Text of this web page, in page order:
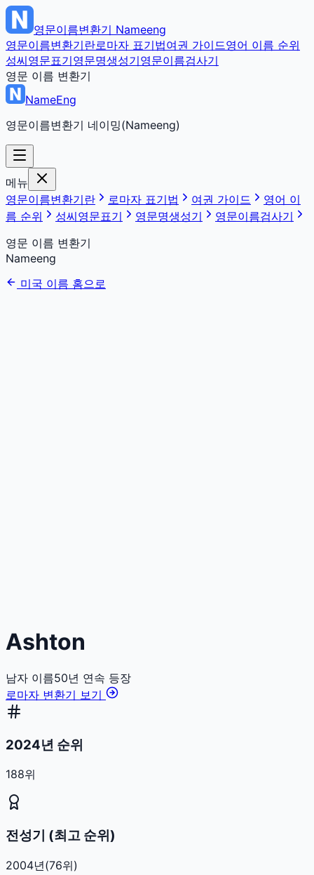
영문이름변환기 Nameeng
영문이름변환기란로마자 표기법여권 가이드영어 이름 순위
성씨영문표기영문명생성기영문이름검사기
영문 이름 변환기
NameEng
영문이름변환기 네이밍(Nameeng)
메뉴
영문이름변환기란
로마자 표기법 여권 가이드
영어 이
름 순위
성씨영문표기 영문명생성기
영문이름검사기
영문 이름 변환기
Nameeng
미국 이름 홈으로
Ashton
남자 이름50년 연속 등장
로마자 변환기 보기
2024년 순위
188위
전성기 (최고 순위)
2004년(76위)